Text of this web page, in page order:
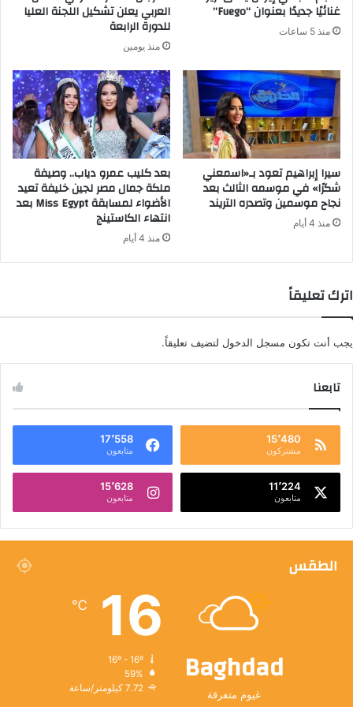
ن
ي
غنائيًا جديدًا بعنوان “Fuego”
منذ 5 ساعات
العربي يعلن تشكيل اللجنة العليا
للدورة الرابعة
منذ يومين
سيرا إبراهيم تعود بـ«اسمعني
شكرًا» في موسمه الثالث بعد
نجاح موسمين وتصدره التريند
منذ 4 أيام
بعد كليب عمرو دياب.. وصيفة
ملكة جمال مصر لجين خليفة تعيد
الأضواء لمسابقة Miss Egypt بعد
انتهاء الكاستينج
منذ 4 أيام
اترك تعليقاً
يجب أنت تكون مسجل الدخول لتضيف تعليقاً.
تابعنا
15٬480
مشتركون
17٬558
متابعون
11٬224
متابعون
15٬628
متابعون
الطقس
Baghdad
غيوم متفرقة
16
℃
59%
7.72 كيلومتر/ساعة